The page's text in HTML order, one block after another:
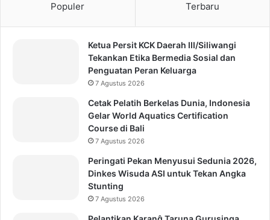
Populer Terbaru
Ketua Persit KCK Daerah III/Siliwangi
Tekankan Etika Bermedia Sosial dan
Penguatan Peran Keluarga
7 Agustus 2026
Cetak Pelatih Berkelas Dunia, Indonesia
Gelar World Aquatics Certification
Course di Bali
7 Agustus 2026
Peringati Pekan Menyusui Sedunia 2026,
Dinkes Wisuda ASI untuk Tekan Angka
Stunting
7 Agustus 2026